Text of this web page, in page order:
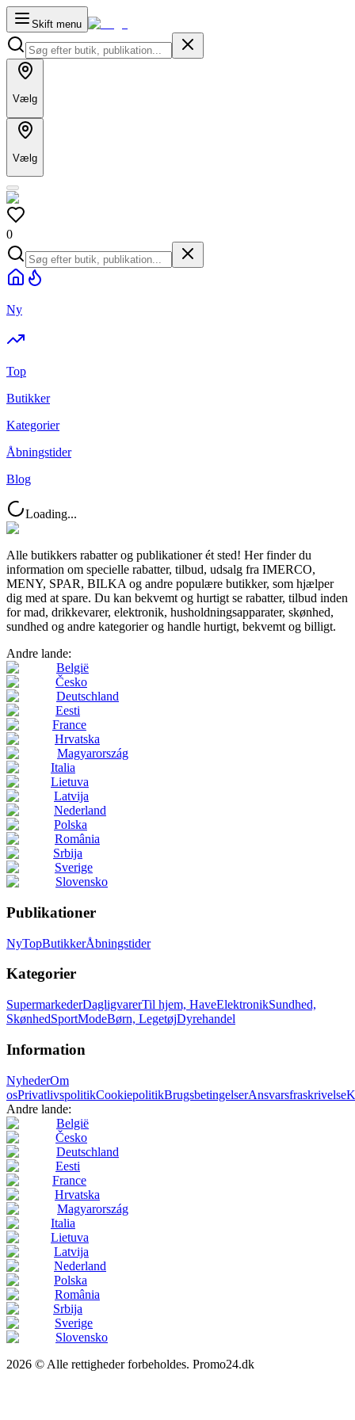
Skift menu
Vælg
Vælg
0
Ny
Top
Butikker
Kategorier
Åbningstider
Blog
Loading...
Alle butikkers rabatter og publikationer ét sted! Her finder du
information om specielle rabatter, tilbud, udsalg fra IMERCO,
MENY, SPAR, BILKA og andre populære butikker, som hjælper
dig med at spare. Du kan bekvemt og hurtigt se rabatter, tilbud inden
for mad, drikkevarer, elektronik, husholdningsapparater, skønhed,
sundhed og andre kategorier og handle hurtigt, bekvemt og billigt.
Andre lande:
België
Česko
Deutschland
Eesti
France
Hrvatska
Magyarország
Italia
Lietuva
Latvija
Nederland
Polska
România
Srbija
Sverige
Slovensko
Publikationer
NyTopButikkerÅbningstider
Kategorier
SupermarkederDagligvarerTil hjem, HaveElektronikSundhed,
SkønhedSportModeBørn, LegetøjDyrehandel
Information
NyhederOm
osPrivatlivspolitikCookiepolitikBrugsbetingelserAnsvarsfraskrivelse
Andre lande:
België
Česko
Deutschland
Eesti
France
Hrvatska
Magyarország
Italia
Lietuva
Latvija
Nederland
Polska
România
Srbija
Sverige
Slovensko
2026 © Alle rettigheder forbeholdes. Promo24.dk